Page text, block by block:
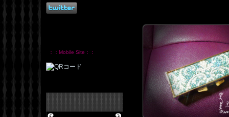
：：Mobile Site：：